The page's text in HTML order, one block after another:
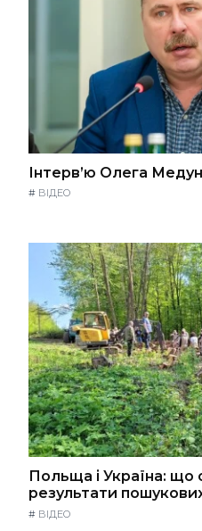
Інтерв’ю Олега
# ВІДЕО
Польща і Україна: що
результати
# ВІДЕО